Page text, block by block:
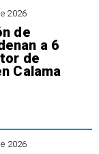
2026
de
a 6
de
Calama
2026